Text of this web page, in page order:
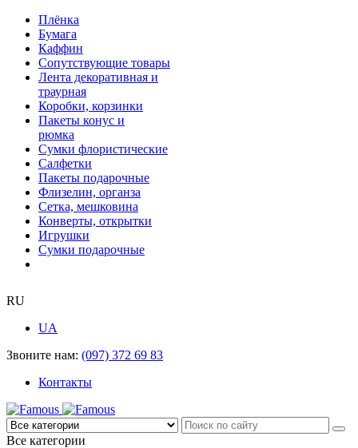
Плёнка
Бумага
Каффин
Сопутствующие товары
Лента декоративная и
траурная
Коробки, корзинки
Пакеты конус и
рюмка
Сумки флористические
Салфетки
Пакеты подарочные
Флизелин, органза
Сетка, мешковина
Конверты, открытки
Игрушки
Сумки подарочные
RU
UA
Звоните нам: (097) 372 69 83
Контакты
Все категории